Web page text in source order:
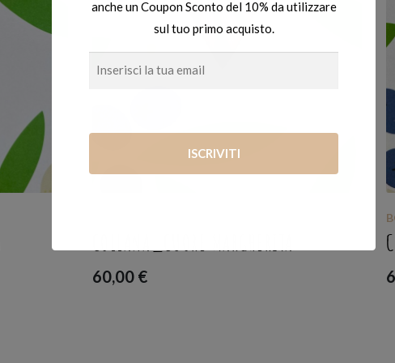
COLLANA_CUORE MARGHERITA
60,00 €
anche un Coupon Sconto del 10% da utilizzare
sul tuo primo acquisto.